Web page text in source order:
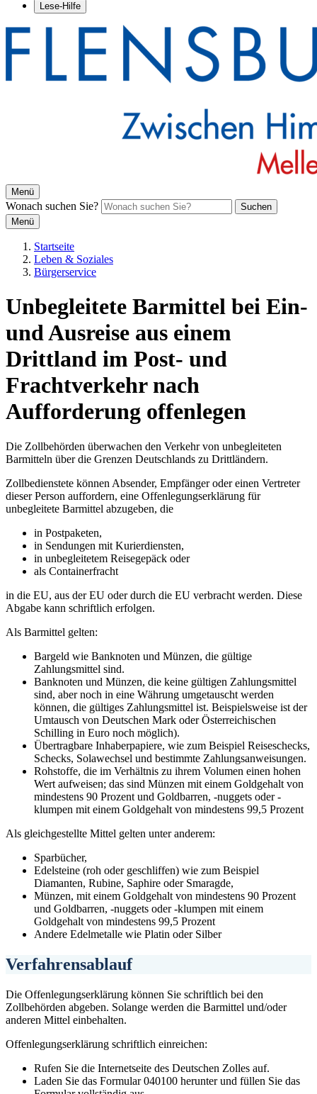
Lese-Hilfe
Menü
Wonach suchen Sie?
Suchen
Menü
Startseite
Leben & Soziales
Bürgerservice
Unbegleitete Barmittel bei Ein-
und Ausreise aus einem
Drittland im Post- und
Frachtverkehr nach
Aufforderung offenlegen
Die Zollbehörden überwachen den Verkehr von unbegleiteten
Barmitteln über die Grenzen Deutschlands zu Drittländern.
Zollbedienstete können Absender, Empfänger oder einen Vertreter
dieser Person auffordern, eine Offenlegungserklärung für
unbegleitete Barmittel abzugeben, die
in Postpaketen,
in Sendungen mit Kurierdiensten,
in unbegleitetem Reisegepäck oder
als Containerfracht
in die EU, aus der EU oder durch die EU verbracht werden. Diese
Abgabe kann schriftlich erfolgen.
Als Barmittel gelten:
Bargeld wie Banknoten und Münzen, die gültige
Zahlungsmittel sind.
Banknoten und Münzen, die keine gültigen Zahlungsmittel
sind, aber noch in eine Währung umgetauscht werden
können, die gültiges Zahlungsmittel ist. Beispielsweise ist der
Umtausch von Deutschen Mark oder Österreichischen
Schilling in Euro noch möglich).
Übertragbare Inhaberpapiere, wie zum Beispiel Reiseschecks,
Schecks, Solawechsel und bestimmte Zahlungsanweisungen.
Rohstoffe, die im Verhältnis zu ihrem Volumen einen hohen
Wert aufweisen; das sind Münzen mit einem Goldgehalt von
mindestens 90 Prozent und Goldbarren, -nuggets oder -
klumpen mit einem Goldgehalt von mindestens 99,5 Prozent
Als gleichgestellte Mittel gelten unter anderem:
Sparbücher,
Edelsteine (roh oder geschliffen) wie zum Beispiel
Diamanten, Rubine, Saphire oder Smaragde,
Münzen, mit einem Goldgehalt von mindestens 90 Prozent
und Goldbarren, -nuggets oder -klumpen mit einem
Goldgehalt von mindestens 99,5 Prozent
Andere Edelmetalle wie Platin oder Silber
Verfahrensablauf
Die Offenlegungserklärung können Sie schriftlich bei den
Zollbehörden abgeben. Solange werden die Barmittel und/oder
anderen Mittel einbehalten.
Offenlegungserklärung schriftlich einreichen:
Rufen Sie die Internetseite des Deutschen Zolles auf.
Laden Sie das Formular 040100 herunter und füllen Sie das